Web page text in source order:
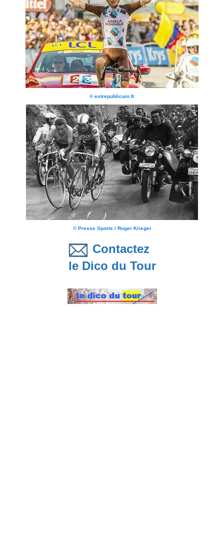
© estrepublicain.fr
© Presse Sports / Roger Krieger
Contactez
le Dico du Tour